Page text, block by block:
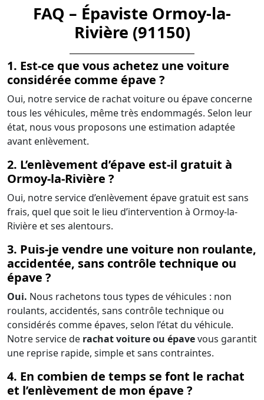
FAQ – Épaviste Ormoy-la-
Rivière (91150)
1. Est-ce que vous achetez une voiture
considérée comme épave ?
Oui, notre service de rachat voiture ou épave concerne
tous les véhicules, même très endommagés. Selon leur
état, nous vous proposons une estimation adaptée
avant enlèvement.
2. L’enlèvement d’épave est-il gratuit à
Ormoy-la-Rivière ?
Oui, notre service d’enlèvement épave gratuit est sans
frais, quel que soit le lieu d’intervention à Ormoy-la-
Rivière et ses alentours.
3. Puis-je vendre une voiture non roulante,
accidentée, sans contrôle technique ou
épave ?
Oui. Nous rachetons tous types de véhicules : non
roulants, accidentés, sans contrôle technique ou
considérés comme épaves, selon l’état du véhicule.
Notre service de rachat voiture ou épavevous garantit
une reprise rapide, simple et sans contraintes.
4. En combien de temps se font le rachat
et l’enlèvement de mon épave ?